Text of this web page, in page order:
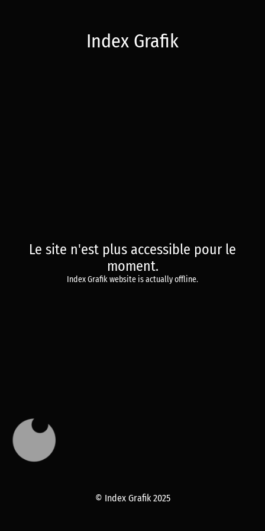
Index Grafik
Le site n'est plus accessible pour le
moment.
Index Grafik website is actually offline.
© Index Grafik 2025